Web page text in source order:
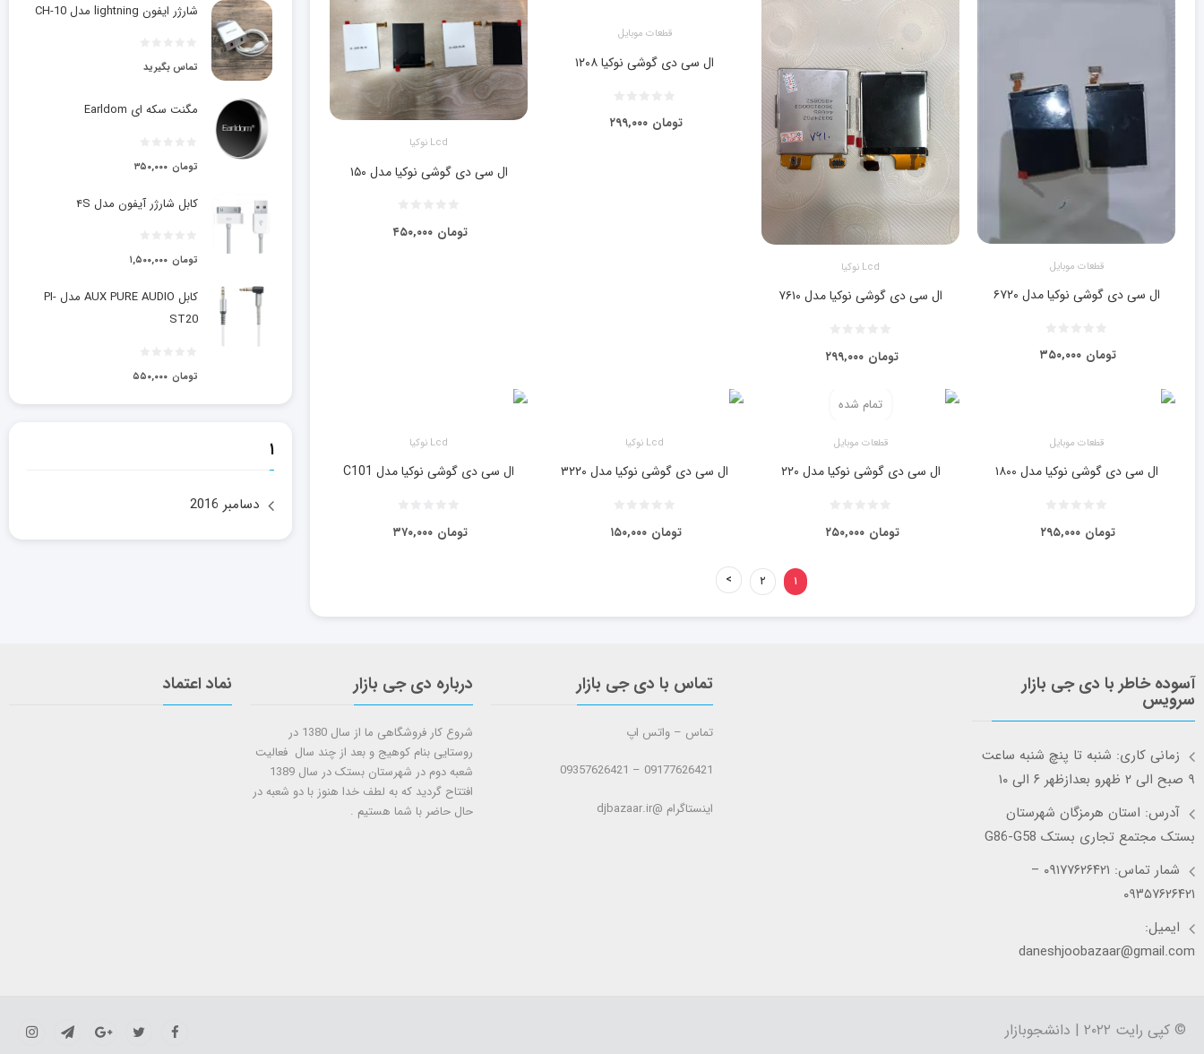
قطعات موبایل
ال سی دی گوشی نوکیا مدل ۶۷۲۰
۳۵۰,۰۰۰ تومان
Lcd نوکیا
ال سی دی گوشی نوکیا مدل ۷۶۱۰
۲۹۹,۰۰۰ تومان
قطعات موبایل
ال سی دی گوشی نوکیا ۱۲۰۸
۲۹۹,۰۰۰ تومان
Lcd نوکیا
ال سی دی گوشی نوکیا مدل ۱۵۰
۴۵۰,۰۰۰ تومان
قطعات موبایل
ال سی دی گوشی نوکیا مدل ۱۸۰۰
۲۹۵,۰۰۰ تومان
تمام شده
قطعات موبایل
ال سی دی گوشی نوکیا مدل ۲۲۰
۲۵۰,۰۰۰ تومان
Lcd نوکیا
ال سی دی گوشی نوکیا مدل ۳۲۲۰
۱۵۰,۰۰۰ تومان
Lcd نوکیا
ال سی دی گوشی نوکیا مدل C101
۳۷۰,۰۰۰ تومان
۱ ۲
شارژر ایفون lightning مدل CH-10
تماس بگیرید
مگنت سکه ای Earldom
۳۵۰,۰۰۰ تومان
کابل شارژر آیفون مدل ۴S
۱,۵۰۰,۰۰۰ تومان
کابل AUX PURE AUDIO مدل PI-
ST20
۵۵۰,۰۰۰ تومان
۱
دسامبر 2016
آسوده خاطر با دی جی بازار
سرویس
زمانی کاری: شنبه تا پنچ شنبه ساعت
۹ صبح الی ۲ ظهرو بعدازظهر ۶ الی ۱۰
آدرس: استان هرمزگان شهرستان
بستک مجتمع تجاری بستک G86-G58
شمار تماس: ۰۹۱۷۷۶۲۶۴۲۱ –
۰۹۳۵۷۶۲۶۴۲۱
ایمیل:
daneshjoobazaar@gmail.com
تماس با دی جی بازار
تماس – واتس اپ
09177626421 – 09357626421
اینستاگرام @djbazaar.ir
درباره دی جی بازار
شروع کار فروشگاهی ما از سال 1380 در
روستایی بنام کوهیج و بعد از چند سال فعالیت
شعبه دوم در شهرستان بستک در سال 1389
افتتاح گردید که به لطف خدا هنوز با دو شعبه در
حال حاضر با شما هستيم .
نماد اعتماد
© کپی رایت ۲۰۲۲ | دانشجوبازار